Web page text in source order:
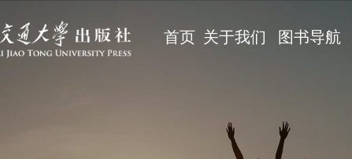
首页 关于我们 图书导航